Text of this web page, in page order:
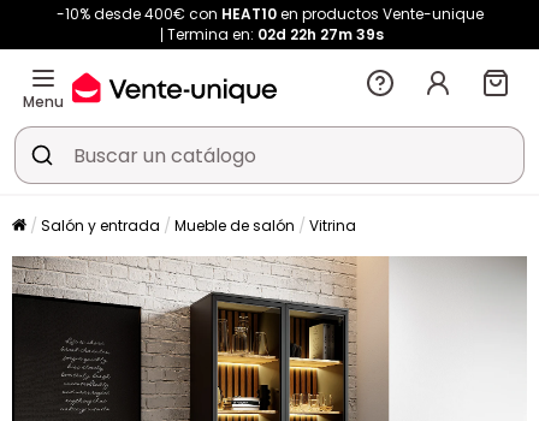
-10% desde 400€ con HEAT10en productos Vente-unique
Termina en: 02d 22h 27m 38s
Menu
Salón y entrada Mueble de salón Vitrina